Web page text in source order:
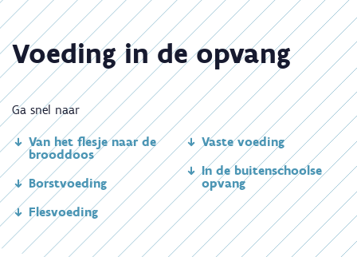
zoek?
Voeding in de opvang
Ga snel naar
Van het flesje naar de
brooddoos
Borstvoeding
Flesvoeding
Vaste voeding
In de buitenschoolse
opvang